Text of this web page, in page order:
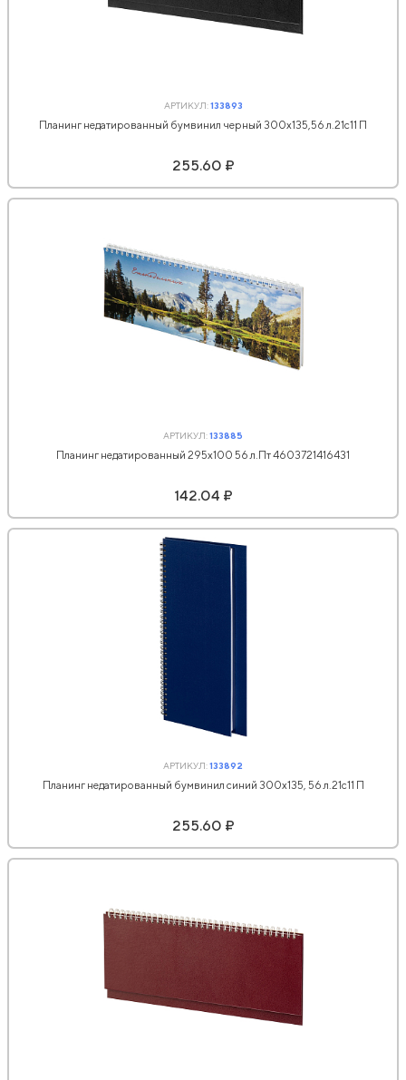
АРТИКУЛ:133893
Планинг недатированный бумвинил черный 300х135,56 л.21с11 П
255.60 ₽
АРТИКУЛ:133885
Планинг недатированный 295х100 56 л.Пт 4603721416431
142.04 ₽
АРТИКУЛ:133892
Планинг недатированный бумвинил синий 300х135, 56 л.21с11 П
255.60 ₽